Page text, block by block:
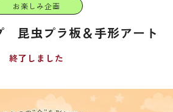
お楽しみ企画
昆虫プラ板＆手形アート
終了しました